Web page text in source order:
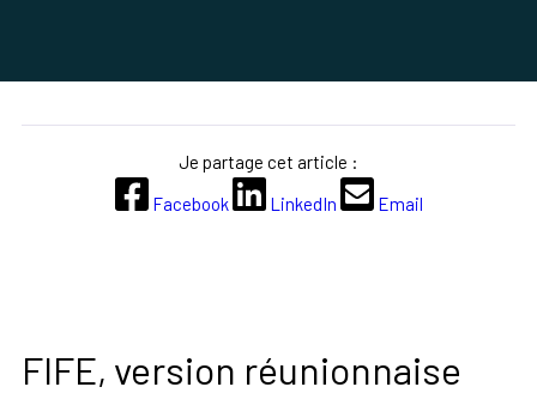
FIFE, version réunionnaise
Je partage cet article :
Facebook
LinkedIn Email